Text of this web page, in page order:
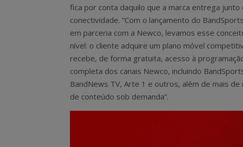
fica por conta daquilo que a marca entrega junto
conectividade. “Com o lançamento do
em parceria com a Newco, levamos esse
nível: o cliente adquire um plano móvel
recebe, de forma gratuita, acesso à
completa dos canais Newco, incluindo
BandNews TV, Arte 1 e outros, além de mais de
de conteúdo sob demanda”.